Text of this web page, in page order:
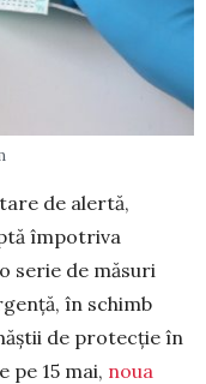
de alertă,
împotriva
serie de măsuri
în schimb
de protecție în
pe 15 mai, noua